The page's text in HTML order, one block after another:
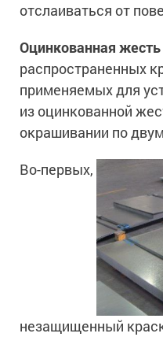
отслаиваться от
Оцинкованная жесть
распространенных
применяемых для
из оцинкованной
окрашивании по
Во-первых,
незащищенный